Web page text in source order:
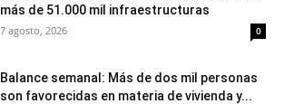
más de 51.000 mil infraestructuras
7 agosto, 2026 0
Balance semanal: Más de dos mil personas
son favorecidas en materia de vivienda y...